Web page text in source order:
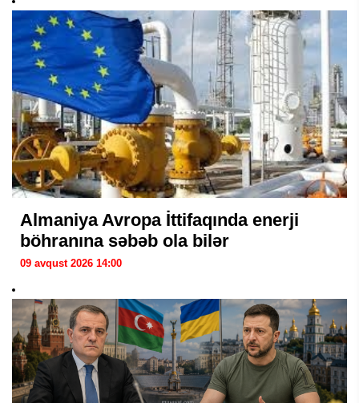
Almaniya Avropa İttifaqında enerji
böhranına səbəb ola bilər
09 avqust 2026 14:00